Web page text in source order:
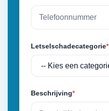
Letselschadecategorie*
Beschrijving*